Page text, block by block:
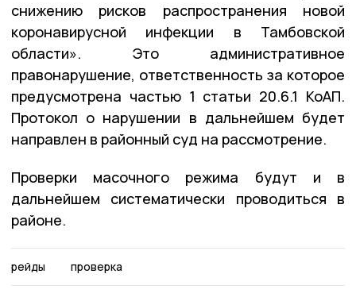
снижению рисков распространения новой
коронавирусной инфекции в Тамбовской
области». Это административное
правонарушение, ответственность за которое
предусмотрена частью 1 статьи 20.6.1 КоАП.
Протокол о нарушении в дальнейшем будет
направлен в районный суд на рассмотрение.
Проверки масочного режима будут и в
дальнейшем систематически проводиться в
районе.
рейды проверка